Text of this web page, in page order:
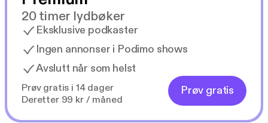
20 timer lydbøker
Eksklusive podkaster
Ingen annonser i Podimo shows
Avslutt når som helst
Prøv gratis i 14 dager
Deretter 99 kr / måned
Prøv gratis